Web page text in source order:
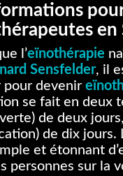
en
l’eïnothérapie
Sensfelder, il
pour devenir
se fait en deux
de deux
de dix jours.
et étonnant
personnes sur la